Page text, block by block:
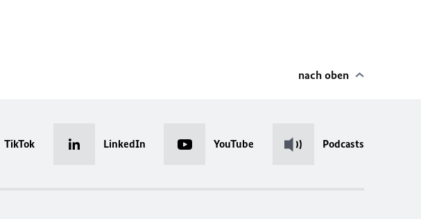
nach oben
TikTok LinkedIn YouTube Podcasts